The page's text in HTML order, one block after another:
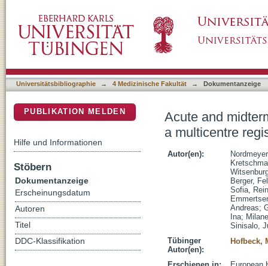
transcatheter pulmonary valve implantation
Universitätsbibliographie → 4 Medizinische Fakultät → Dokumentanzeige
Acute and
a multicentre
Autor(en):
Berger,
Sofia,
Andreas;
Ina;
Sinisalo,
Tübinger
Autor(en):
Hofbeck,
PUBLIKATION MELDEN
Hilfe und Informationen
Stöbern
Dokumentanzeige
Erscheinungsdatum
Autoren
Titel
DDC-Klassifikation